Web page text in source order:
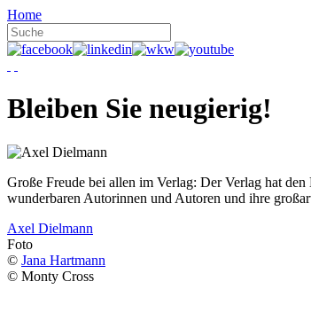
Home
Bleiben Sie neugierig!
Große Freude bei allen im Verlag: Der Verlag hat
wunderbaren Autorinnen und Autoren und ihre
Axel Dielmann
Foto
© Jana Hartmann
© Monty Cross